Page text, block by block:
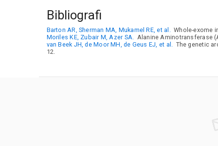
Bibliografi
Barton AR, Sherman MA, Mukamel RE, et al. Whole-exome
Moriles KE, Zubair M, Azer SA. Alanine Aminotransferase
van Beek JH, de Moor MH, de Geus EJ, et al. The genetic
12.